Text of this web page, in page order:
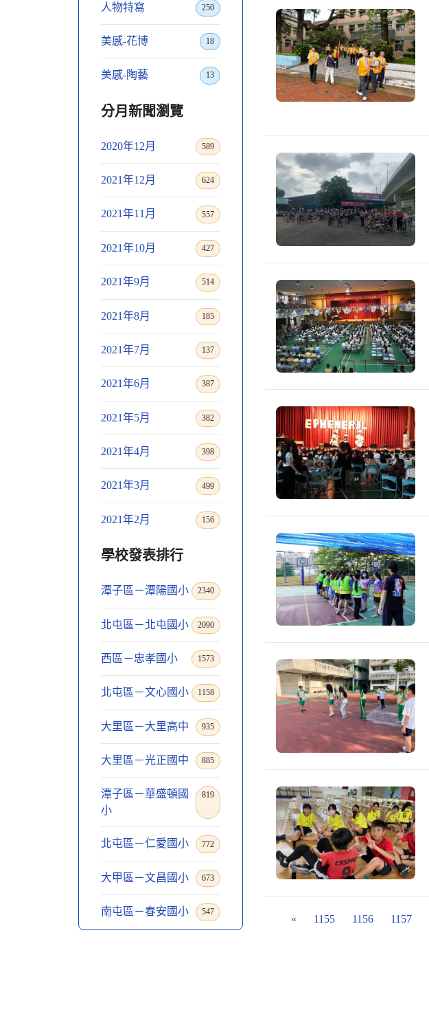
人物特寫 250
美感-花博 18
美感-陶藝 13
分月新聞瀏覽
2020年12月 589
2021年12月 624
2021年11月 557
2021年10月 427
2021年9月 514
2021年8月 185
2021年7月 137
2021年6月 387
2021年5月 382
2021年4月 398
2021年3月 499
2021年2月 156
學校發表排行
潭子區－潭陽國小 2340
北屯區－北屯國小 2090
西區－忠孝國小 1573
北屯區－文心國小 1158
大里區－大里高中 935
大里區－光正國中 885
潭子區－華盛頓國
小
819
北屯區－仁愛國小 772
大甲區－文昌國小 673
南屯區－春安國小 547
« 1155 1156 1157